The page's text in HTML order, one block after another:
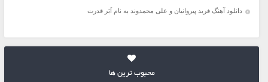
دانلود آهنگ فرید پیروانیان و علی محمدوند به نام اَبَر قدرت
محبوب ترین ها